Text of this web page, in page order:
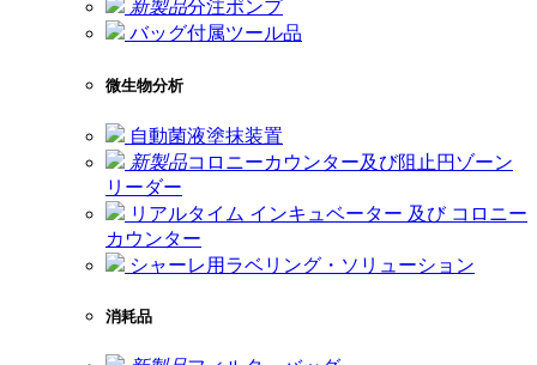
新製品分注ポンプ
バッグ付属ツール品
微生物分析
自動菌液塗抹装置
新製品コロニーカウンター及び阻止円ゾーン
リーダー
リアルタイム インキュベーター 及び コロニー
カウンター
シャーレ用ラベリング・ソリューション
消耗品